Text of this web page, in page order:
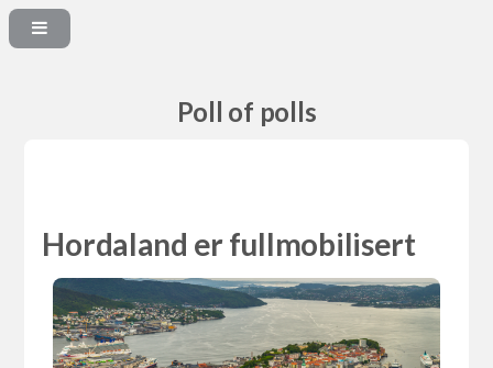
Poll of polls
Hordaland er fullmobilisert